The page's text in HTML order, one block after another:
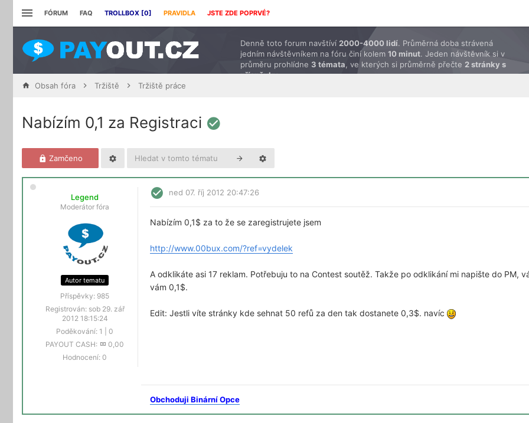
FÓRUM FAQ TROLLBOX [0] PRAVIDLA JSTE ZDE POPRVÉ?
Denně toto forum navštíví 2000-4000 lidí. Průměrná doba strávená
jedním návštěvníkem na fóru činí kolem 10 minut. Jeden návštěvník si v
průměru prohlídne 3 témata , ve kterých si průměrně přečte 2 stránky s
příspěvky.
Obsah fóra
Tržiště Tržiště práce
Nabízím 0,1 za Registraci
Zamčeno
Legend
Moderátor fóra
Autor tematu
Příspěvky: 985
Registrován: sob 29. zář
2012 18:15:24
Poděkování: 1
0
PAYOUT CASH:
0,00
Hodnocení: 0
ned 07. říj 2012 20:47:26
Nabízím 0,1$ za to že se zaregistrujete jsem
http://www.00bux.com/?ref=vydelek
A odklikáte asi 17 reklam. Potřebuju to na Contest soutěž. Takže po odklikání mi napište do PM,
vám 0,1$.
Edit: Jestli víte stránky kde sehnat 50 refů za den tak dostanete 0,3$. navíc
Obchoduji Binární Opce